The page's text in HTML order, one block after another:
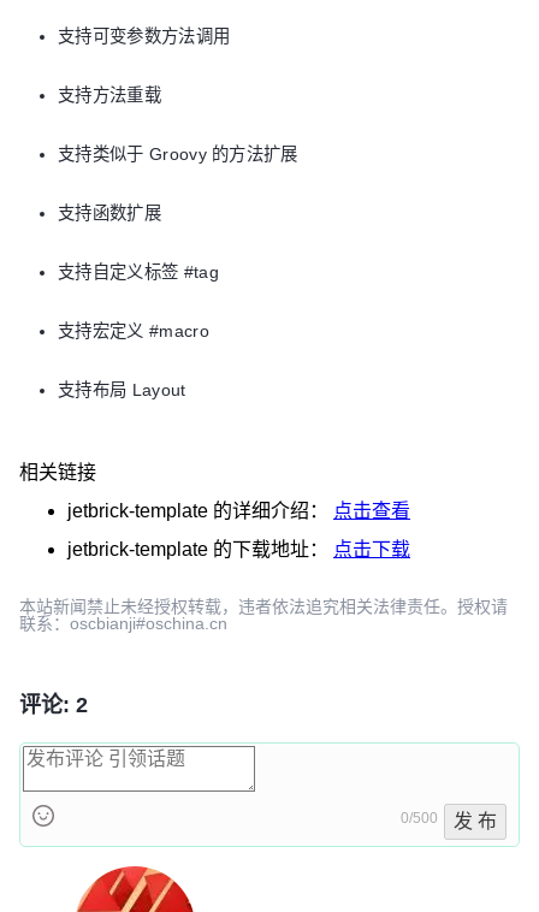
支持可变参数方法调用
支持方法重载
支持类似于 Groovy 的方法扩展
支持函数扩展
支持自定义标签 #tag
支持宏定义 #macro
支持布局 Layout
相关链接
jetbrick-template 的详细介绍：
点击查看
jetbrick-template 的下载地址： 点击下载
本站新闻禁止未经授权转载，违者依法追究相关法律责任。授权请
联系：oscbianji#oschina.cn
评论: 2
0/500 发 布